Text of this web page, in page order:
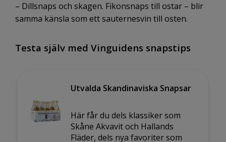
– Dillsnaps och skagen. Fikonsnaps till ostar – blir
samma känsla som ett sauternesvin till osten.
Testa själv med Vinguidens snapstips
Utvalda Skandinaviska Snapsar
Här får du dels klassiker som
Skåne Akvavit och Hallands
Fläder, dels nya favoriter som